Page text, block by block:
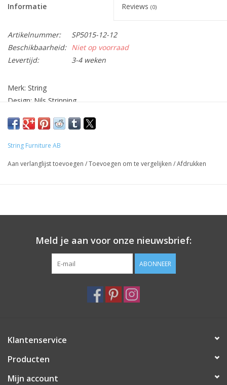
Informatie Reviews (0)
Artikelnummer:
SP5015-12-12
Beschikbaarheid: Niet op voorraad
Levertijd:
3-4 weken
Merk: String
Design: Nils Strinning
Afmetingen: (b) 60 x (d) 15 x (h) 51,5 cm.
Kleur: legplanken: wit / zijwanden: wit
String Furniture AB
Aan verlanglijst toevoegen /Toevoegen om te vergelijken /Afdrukken
Meld je aan voor onze nieuwsbrief:
ABONNEER
Klantenservice
Producten
Mijn account